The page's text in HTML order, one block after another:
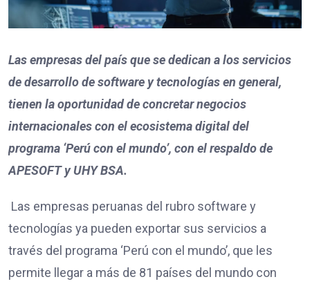
Las empresas del país que se dedican a los servicios
de desarrollo de software y tecnologías en general,
tienen la oportunidad de concretar negocios
internacionales con el ecosistema digital del
programa ‘Perú con el mundo’, con el respaldo de
APESOFT y UHY BSA.
Las empresas peruanas del rubro software y
tecnologías ya pueden exportar sus servicios a
través del programa ‘Perú con el mundo’, que les
permite llegar a más de 81 países del mundo con